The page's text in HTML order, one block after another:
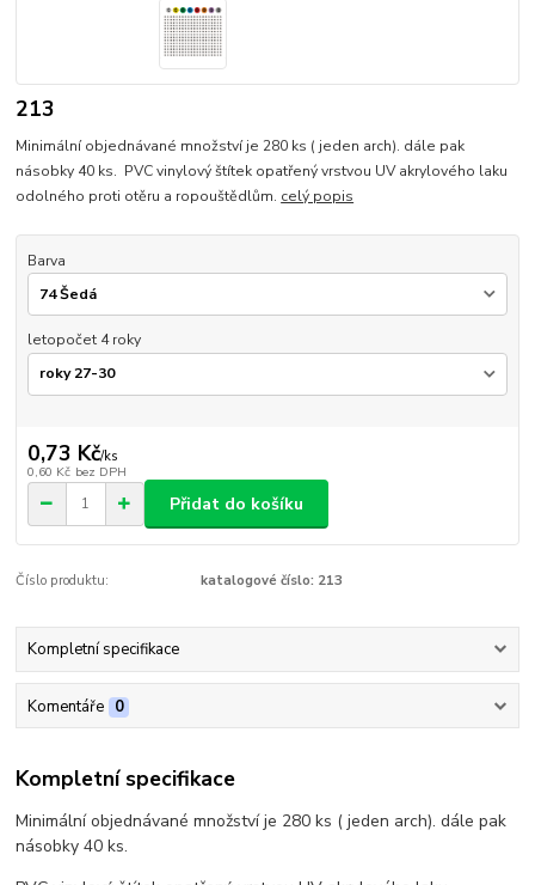
213
Minimální objednávané množství je 280 ks ( jeden arch). dále pak
násobky 40 ks. PVC vinylový štítek opatřený vrstvou UV akrylového laku
odolného proti otěru a ropouštědlům. celý popis
Barva
letopočet 4 roky
0,73 Kč/ks
0,60 Kč bez DPH
Přidat do košíku
Číslo produktu: katalogové číslo: 213
Kompletní specifikace
Komentáře 0
Kompletní specifikace
Minimální objednávané množství je 280 ks ( jeden arch). dále pak
násobky 40 ks.